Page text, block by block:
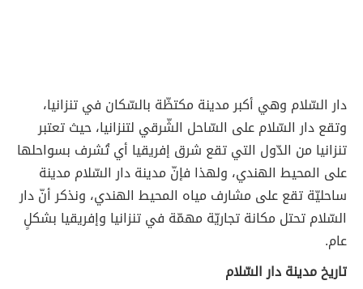
دار السّلام وهي أكبر مدينة مكتظّة بالسّكان في تنزانيا،
وتقع دار السّلام على السّاحل الشّرقي لتنزانيا، حيث تعتبر
تنزانيا من الدّول التي تقع شرق إفريقيا أي تُشرف بسواحلها
على المحيط الهندي، ولهذا فإنّ مدينة دار السّلام مدينة
ساحليّة تقع على مشارف مياه المحيط الهندي، ونذكر أنّ دار
السّلام تحتل مكانة تجاريّة مهمّة في تنزانيا وإفريقيا بشكلٍ
عام.
تاريخ مدينة دار السّلام